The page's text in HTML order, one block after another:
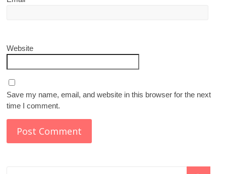
Website
Save my name, email, and website in this browser for the next
time I comment.